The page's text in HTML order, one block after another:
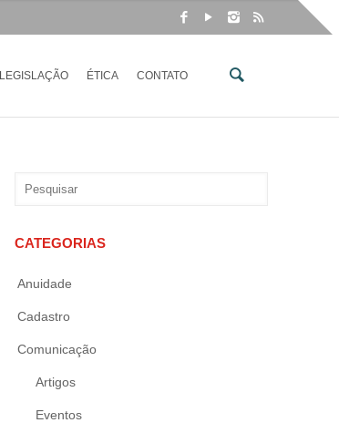
LEGISLAÇÃO ÉTICA CONTATO
CATEGORIAS
Anuidade
Cadastro
Comunicação
Artigos
Eventos